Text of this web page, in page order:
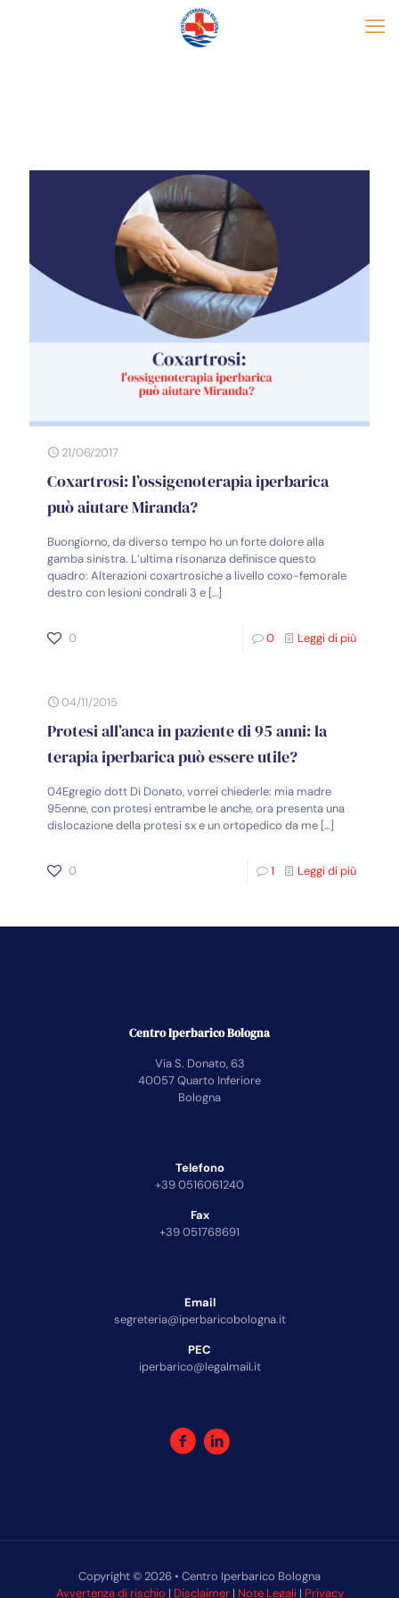
21/06/2017
Coxartrosi: l’ossigenoterapia iperbarica
può aiutare Miranda?
Buongiorno, da diverso tempo ho un forte dolore alla
gamba sinistra. L’ultima risonanza definisce questo
quadro: Alterazioni coxartrosiche a livello coxo-femorale
destro con lesioni condrali 3 e […]
0 0 Leggi di più
04/11/2015
Protesi all’anca in paziente di 95 anni: la
terapia iperbarica può essere utile?
04Egregio dott Di Donato, vorrei chiederle: mia madre
95enne, con protesi entrambe le anche, ora presenta una
dislocazione della protesi sx e un ortopedico da me […]
0 1 Leggi di più
Centro Iperbarico Bologna
Via S. Donato, 63
40057 Quarto Inferiore
Bologna
Telefono
+39 0516061240
Fax
+39 051768691
Email
segreteria@iperbaricobologna.it
PEC
iperbarico@legalmail.it
Copyright © 2026 • Centro Iperbarico Bologna
Avvertenza di rischio | Disclaimer| Note Legali| Privacy